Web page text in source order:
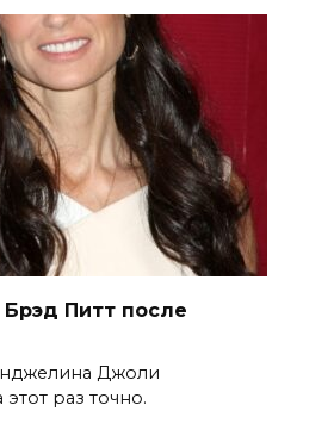
Питт после
Джоли
этот раз точно.